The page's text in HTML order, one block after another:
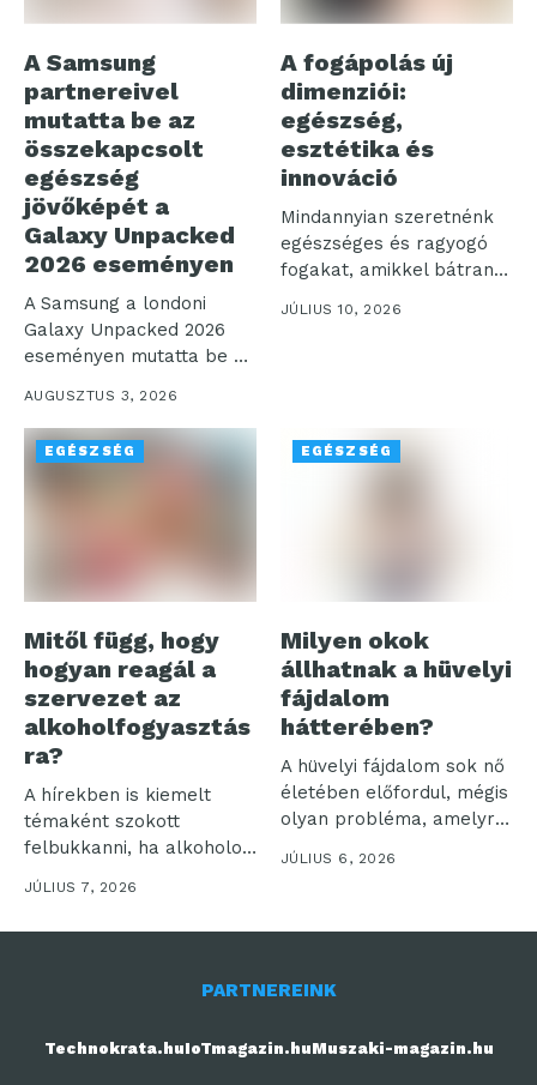
A Samsung
partnereivel
mutatta be az
összekapcsolt
egészség
jövőképét a
Galaxy Unpacked
2026 eseményen
A Samsung a londoni
Galaxy Unpacked 2026
eseményen mutatta be a
AUGUSZTUS 3, 2026
A fogápolás új
dimenziói:
egészség,
esztétika és
innováció
Mindannyian szeretnénk
egészséges és ragyogó
fogakat, amikkel bátran
mosolyoghatunk a világra.
JÚLIUS 10, 2026
EGÉSZSÉG
Mitől függ, hogy
hogyan reagál a
szervezet az
alkoholfogyasztás
ra?
A hírekben is kiemelt
témaként szokott
felbukkanni, ha alkoholos
befolyásoltság
következtében történik...
JÚLIUS 7, 2026
EGÉSZSÉG
Milyen okok
állhatnak a hüvelyi
fájdalom
hátterében?
A hüvelyi fájdalom sok nő
életében előfordul, mégis
olyan probléma, amelyről
sokan...
JÚLIUS 6, 2026
PARTNEREINK
Technokrata.huIoTmagazin.huMuszaki-magazin.hu